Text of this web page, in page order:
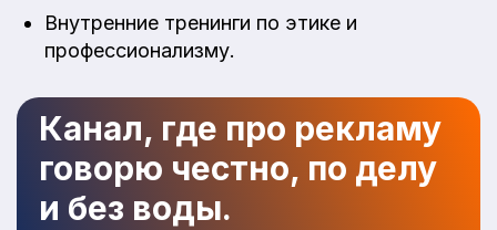
Внутренние тренинги по этике и
профессионализму.
Канал, где про рекламу
говорю честно, по делу
и без воды.